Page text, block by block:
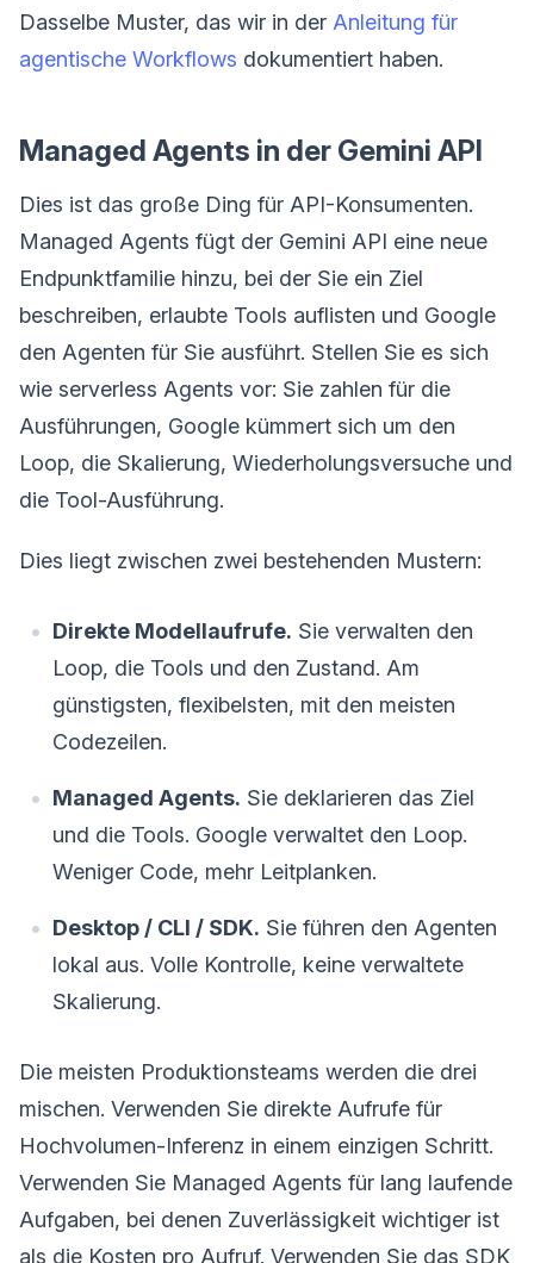
Dasselbe Muster, das wir in der Anleitung für
agentische Workflows dokumentiert haben.
Managed Agents in der Gemini API
Dies ist das große Ding für API-Konsumenten.
Managed Agents fügt der Gemini API eine neue
Endpunktfamilie hinzu, bei der Sie ein Ziel
beschreiben, erlaubte Tools auflisten und Google
den Agenten für Sie ausführt. Stellen Sie es sich
wie serverless Agents vor: Sie zahlen für die
Ausführungen, Google kümmert sich um den
Loop, die Skalierung, Wiederholungsversuche und
die Tool-Ausführung.
Dies liegt zwischen zwei bestehenden Mustern:
Direkte Modellaufrufe. Sie verwalten den
Loop, die Tools und den Zustand. Am
günstigsten, flexibelsten, mit den meisten
Codezeilen.
Managed Agents. Sie deklarieren das Ziel
und die Tools. Google verwaltet den Loop.
Weniger Code, mehr Leitplanken.
Desktop / CLI / SDK. Sie führen den Agenten
lokal aus. Volle Kontrolle, keine verwaltete
Skalierung.
Die meisten Produktionsteams werden die drei
mischen. Verwenden Sie direkte Aufrufe für
Hochvolumen-Inferenz in einem einzigen Schritt.
Verwenden Sie Managed Agents für lang laufende
Aufgaben, bei denen Zuverlässigkeit wichtiger ist
als die Kosten pro Aufruf. Verwenden Sie das SDK